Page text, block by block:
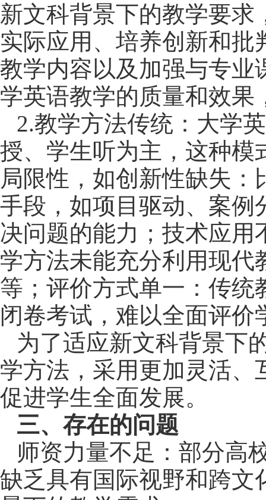
新文科背景下的教学要
实际应用、培养创新和
教学内容以及加强与专业
学英语教学的质量和效果
2.教学方法传统：大学
授、学生听为主，这种模
局限性，如创新性缺失
手段，如项目驱动、案例
决问题的能力；技术应
学方法未能充分利用现代
等；评价方式单一：传统
闭卷考试，难以全面评价
为了适应新文科背景下
学方法，采用更加灵活、
促进学生全面发展。
三、存在的问题
师资力量不足：部分高
缺乏具有国际视野和跨文